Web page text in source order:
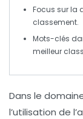
Focus sur la
classement.
Mots-clés
meilleur
Dans le
l’utilisation de